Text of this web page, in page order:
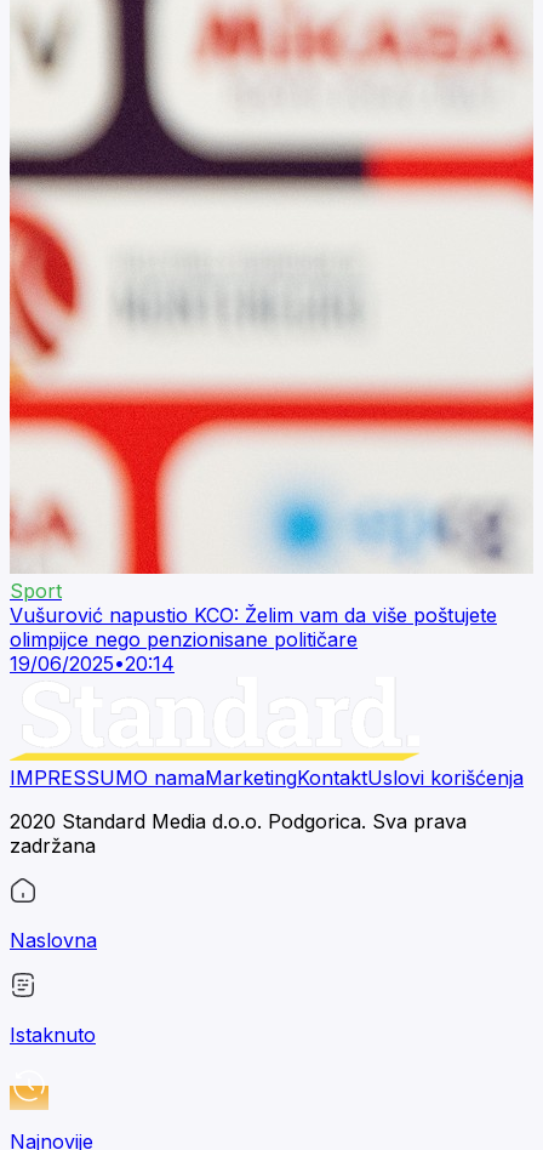
Sport
Vušurović napustio KCO: Želim vam da više poštujete
olimpijce nego penzionisane političare
19/06/2025•20:14
IMPRESSUMO namaMarketingKontaktUslovi korišćenja
2020 Standard Media d.o.o. Podgorica. Sva prava
zadržana
Naslovna
Istaknuto
Najnovije